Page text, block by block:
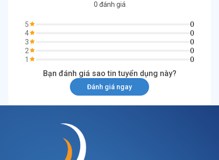
5 0
4 0
3 0
2 0
1 0
0 đánh giá
Bạn đánh giá sao tin tuyển dụng này?
Đánh giá ngay